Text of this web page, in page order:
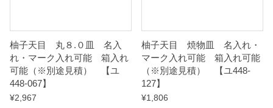
）
【
ユ
4
柚子天目 丸８.０皿 名入
れ・マーク入れ可能 箱入れ
可能（※別途見積） 【ユ
448-067】
¥2,967
柚子天目 焼物皿 名入れ・
マーク入れ可能 箱入れ可能
（※別途見積） 【ユ448-
127】
¥1,806